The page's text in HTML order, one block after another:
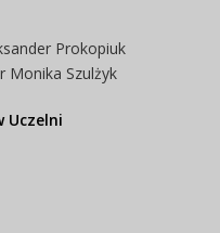
Prokopiuk
Monika Szulżyk
Uczelni